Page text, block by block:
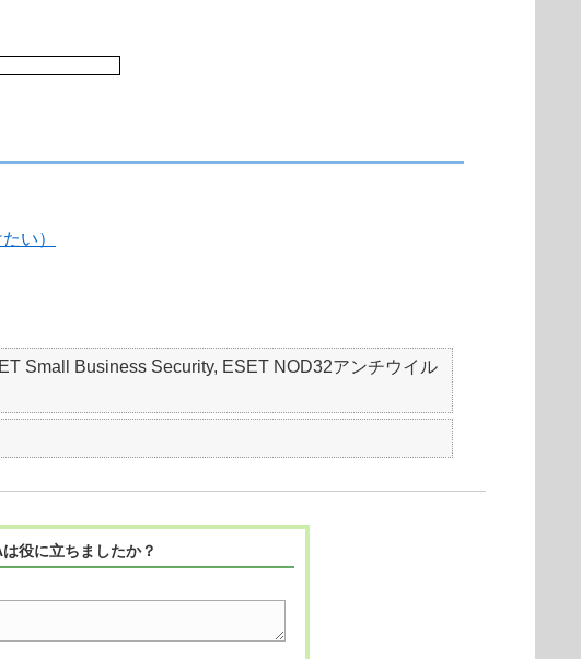
い）
Small Business Security, ESET NOD32アンチウイル
役に立ちましたか？